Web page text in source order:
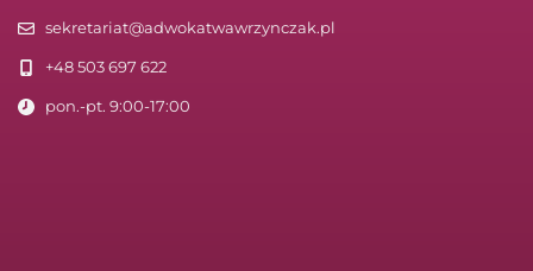
sekretariat@adwokatwawrzynczak.pl
+48 503 697 622
pon.-pt. 9:00-17:00